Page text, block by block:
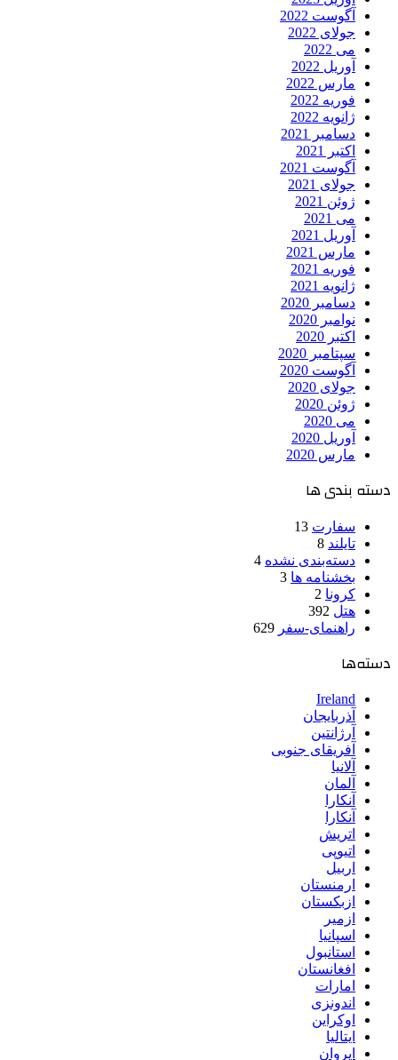
آگوست 2022
جولای 2022
می 2022
آوریل 2022
مارس 2022
فوریه 2022
ژانویه 2022
دسامبر 2021
اکتبر 2021
آگوست 2021
جولای 2021
ژوئن 2021
می 2021
آوریل 2021
مارس 2021
فوریه 2021
ژانویه 2021
دسامبر 2020
نوامبر 2020
اکتبر 2020
سپتامبر 2020
آگوست 2020
جولای 2020
ژوئن 2020
می 2020
آوریل 2020
مارس 2020
دسته بندی ها
سفارت 13
تایلند 8
دسته‌بندی نشده 4
بخشنامه ها 3
کرونا 2
هتل 392
راهنمای-سفر 629
دسته‌ها
Ireland
آذربایجان
آرژانتین
آفریقای جنوبی
آلانیا
آلمان
آنکارا
آنکارا
اتریش
اتیوپی
اربیل
ارمنستان
ازبکستان
ازمیر
اسپانیا
استانبول
افغانستان
امارات
اندونزی
اوکراین
ایتالیا
ایروان